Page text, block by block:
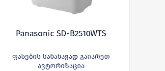
Panasonic SD-B2510WTS
ფასების სანახავად გაიარეთ
ავტორიზაცია